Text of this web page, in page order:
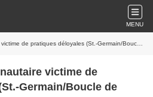
MENU
de pratiques déloyales (St.-Germain/Boucle de Seine)
victime de
Germain/Boucle de